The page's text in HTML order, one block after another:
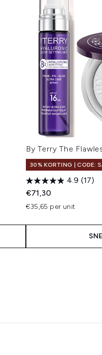
By Terry The
30% KORTING | CODE:
4.9 (17)
€71,30
€35,65 per unit